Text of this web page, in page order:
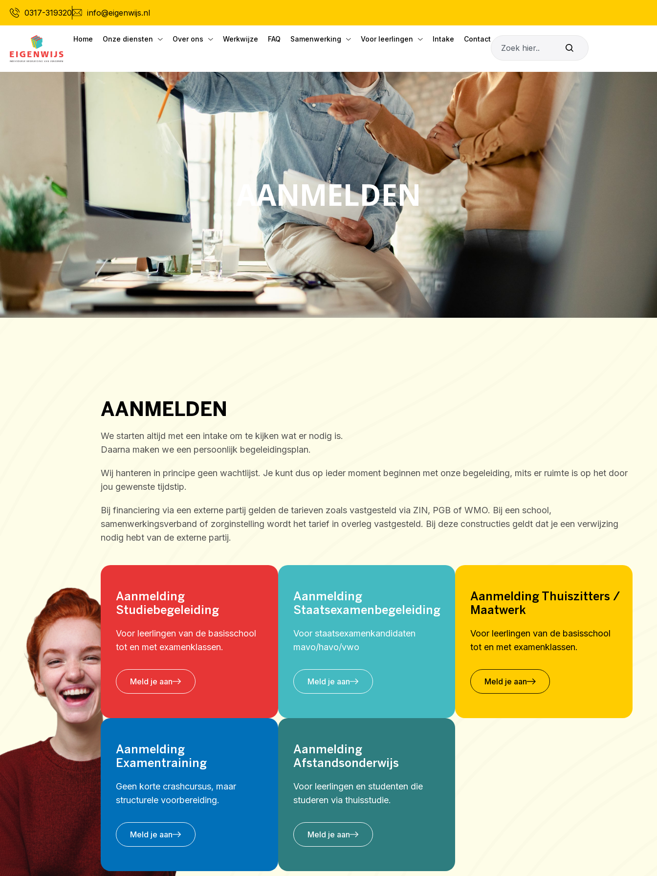
naar
0317-319320 info@eigenwijs.nl
Home Onze diensten Over ons Werkwijze FAQ Samenwerking Voor leerlingen Intake ContactZoeken
AANMELDEN
AANMELDEN
We starten altijd met een intake om te kijken wat er nodig is.
Daarna maken we een persoonlijk begeleidingsplan.
Wij hanteren in principe geen wachtlijst. Je kunt dus op ieder moment beginnen met onze begeleiding, mits er ruimte is op het door
jou gewenste tijdstip.
Bij financiering via een externe partij gelden de tarieven zoals vastgesteld via ZIN, PGB of WMO. Bij een school,
samenwerkingsverband of zorginstelling wordt het tarief in overleg vastgesteld. Bij deze constructies geldt dat je een verwijzing
nodig hebt van de externe partij.
Aanmelding
Studiebegeleiding
Voor leerlingen van de basisschool
tot en met examenklassen.
Meld je aan
Aanmelding
Staatsexamenbegeleiding
Voor staatsexamenkandidaten
mavo/havo/vwo
Meld je aan
Aanmelding Thuiszitters /
Maatwerk
Voor leerlingen van de basisschool
tot en met examenklassen.
Meld je aan
Aanmelding
Examentraining
Geen korte crashcursus, maar
structurele voorbereiding.
Meld je aan
Aanmelding
Afstandsonderwijs
Voor leerlingen en studenten die
studeren via thuisstudie.
Meld je aan